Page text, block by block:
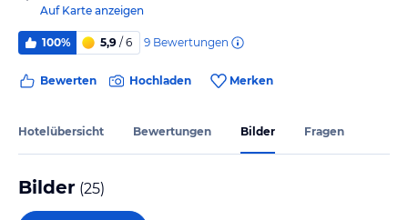
Auf Karte anzeigen
100% 5,9 / 6 9 Bewertungen
Bewerten Hochladen Merken
Hotelübersicht Bewertungen Bilder Fragen
Bilder (25)